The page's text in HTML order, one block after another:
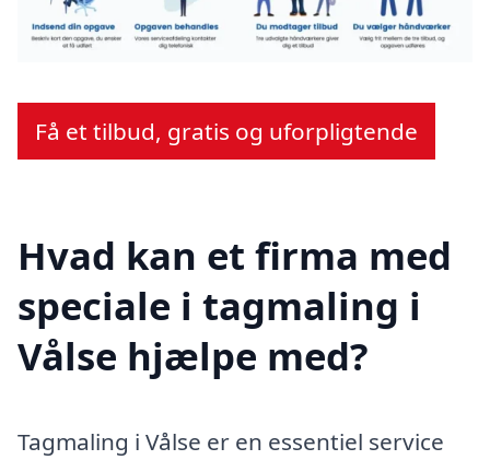
Få et tilbud, gratis og uforpligtende
Hvad kan et firma med
speciale i tagmaling i
Vålse hjælpe med?
Tagmaling i Vålse er en essentiel service